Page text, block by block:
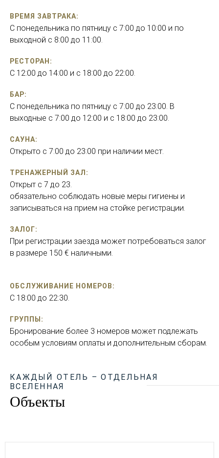
ВРЕМЯ ЗАВТРАКА:
С понедельника по пятницу с 7:00 до 10:00 и по
выходной с 8:00 до 11:00.
РЕСТОРАН:
С 12:00 до 14:00 и с 18:00 до 22:00.
БАР:
С понедельника по пятницу с 7:00 до 23:00. В
выходные с 7:00 до 12:00 и с 18:00 до 23:00.
САУНА:
Открыто с 7:00 до 23:00 при наличии мест.
ТРЕНАЖЕРНЫЙ ЗАЛ:
Oткрыт с 7 до 23.
обязательно соблюдать новые меры гигиены и
записываться на прием на стойке регистрации.
ЗАЛОГ:
При регистрации заезда может потребоваться залог
в размере 150 € наличными.
ОБСЛУЖИВАНИЕ НОМЕРОВ:
C 18:00 до 22:30.
ГРУППЫ:
Бронирование более 3 номеров может подлежать
особым условиям оплаты и дополнительным сборам.
КАЖДЫЙ ОТЕЛЬ – ОТДЕЛЬНАЯ
ВСЕЛЕННАЯ
Объекты